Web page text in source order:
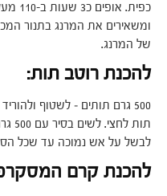
ומשאירים את המרנג בתנור
של המרנג.
להכנת רוטב תות:
500 גרם תותים – לשטוף
לבשל על אש נמוכה עד שכל
להכנת קרם